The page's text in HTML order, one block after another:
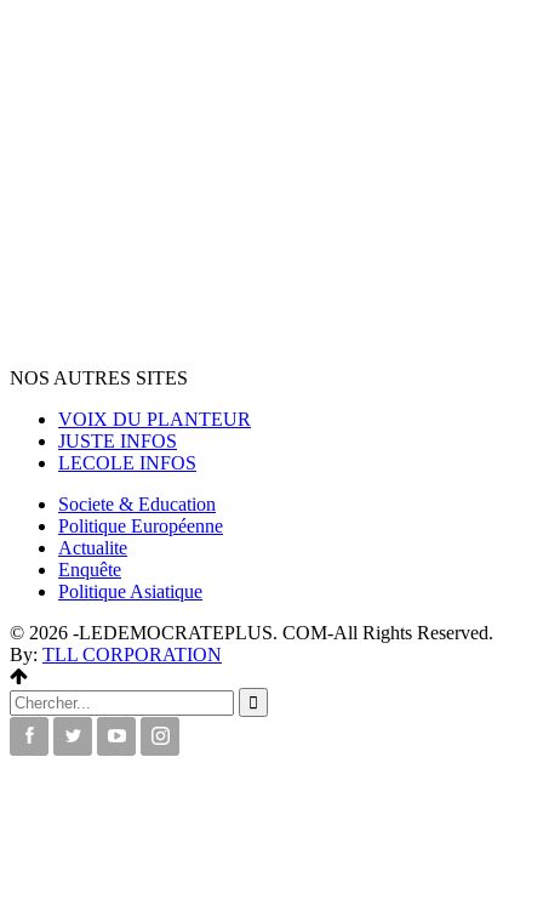
NOS AUTRES SITES
VOIX DU PLANTEUR
JUSTE INFOS
LECOLE INFOS
Societe & Education
Politique Européenne
Actualite
Enquête
Politique Asiatique
© 2026 -LEDEMOCRATEPLUS. COM-All Rights Reserved.
By: TLL CORPORATION